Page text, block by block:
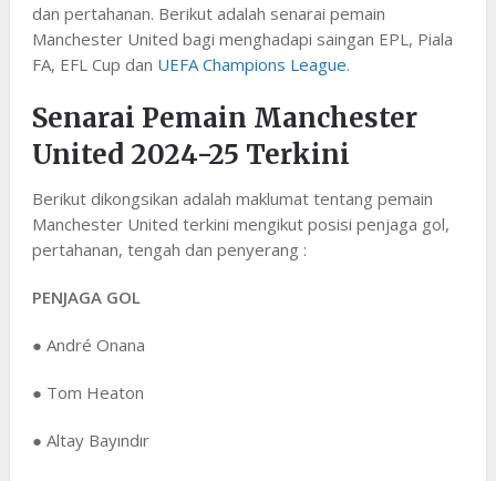
dan pertahanan. Berikut adalah senarai pemain
Manchester United bagi menghadapi saingan EPL, Piala
FA, EFL Cup dan UEFA Champions League.
Senarai Pemain Manchester
United 2024-25 Terkini
Berikut dikongsikan adalah maklumat tentang pemain
Manchester United terkini mengikut posisi penjaga gol,
pertahanan, tengah dan penyerang :
PENJAGA GOL
● André Onana
● Tom Heaton
● Altay Bayındır